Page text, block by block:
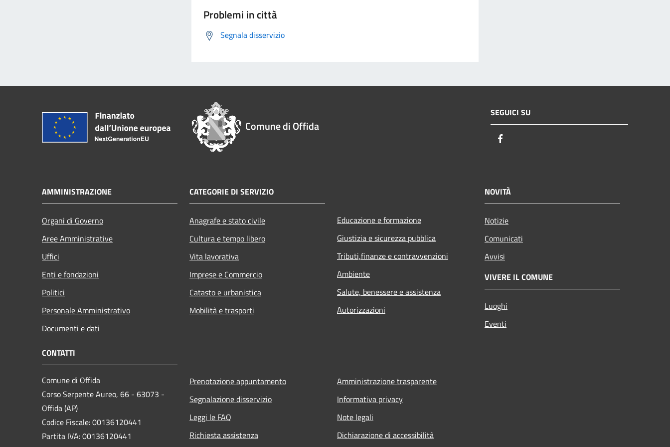
Problemi in città
Segnala disservizio
Comune di Offida
SEGUICI SU
AMMINISTRAZIONE
Organi di Governo
Aree Amministrative
Uffici
Enti e fondazioni
Politici
Personale Amministrativo
Documenti e dati
CATEGORIE DI SERVIZIO
Anagrafe e stato civile
Cultura e tempo libero
Vita lavorativa
Imprese e Commercio
Catasto e urbanistica
Mobilità e trasporti
Educazione e formazione
Giustizia e sicurezza pubblica
Tributi,finanze e contravvenzioni
Ambiente
Salute, benessere e assistenza
Autorizzazioni
NOVITÀ
Notizie
Comunicati
Avvisi
VIVERE IL COMUNE
Luoghi
Eventi
CONTATTI
Comune di Offida
Corso Serpente Aureo, 66 - 63073 -
Offida (AP)
Codice Fiscale: 00136120441
Partita IVA: 00136120441
Prenotazione appuntamento
Segnalazione disservizio
Leggi le FAQ
Richiesta assistenza
Amministrazione trasparente
Informativa privacy
Note legali
Dichiarazione di accessibilità